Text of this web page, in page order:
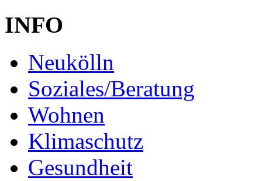
INFO
Neukölln
Soziales/Beratung
Wohnen
Klimaschutz
Gesundheit